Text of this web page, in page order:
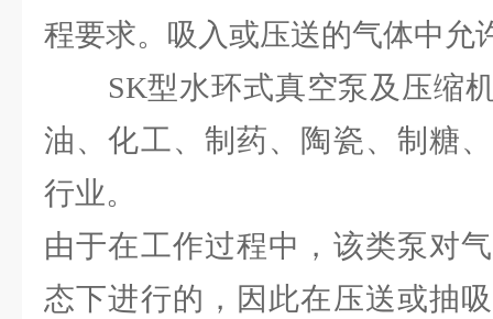
程要求。吸入或压送的气体中允
SK型水环式真空泵及压缩机
油、化工、制药、陶瓷、制糖
行业。
由于在工作过程中，该类泵对
态下进行的，因此在压送或抽